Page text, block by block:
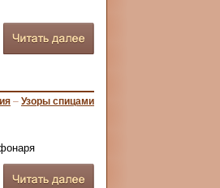
– Узоры спицами